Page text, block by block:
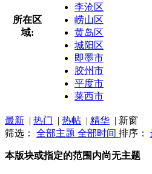
所在区
域:
李沧区
崂山区
黄岛区
城阳区
即墨市
胶州市
平度市
莱西市
最新 | 热门 | 热帖 | 精华 | 新窗
筛选： 全部主题 全部时间 排序：
本版块或指定的范围内尚无主题